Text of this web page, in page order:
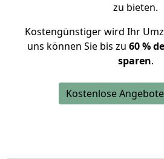
zu bieten.
Kostengünstiger wird Ihr
uns können Sie bis zu 60 %
sparen.
Kostenlose